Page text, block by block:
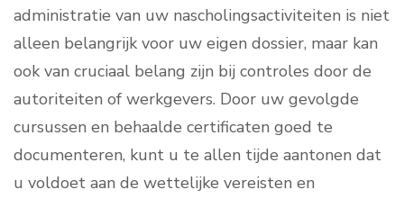
administratie van uw nascholingsactiviteiten is niet
alleen belangrijk voor uw eigen dossier, maar kan
ook van cruciaal belang zijn bij controles door de
autoriteiten of werkgevers. Door uw gevolgde
cursussen en behaalde certificaten goed te
documenteren, kunt u te allen tijde aantonen dat
u voldoet aan de wettelijke vereisten en